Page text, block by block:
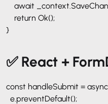
await
return Ok();
}
✅ React +
const handleSubmit =
e.preventDefault();